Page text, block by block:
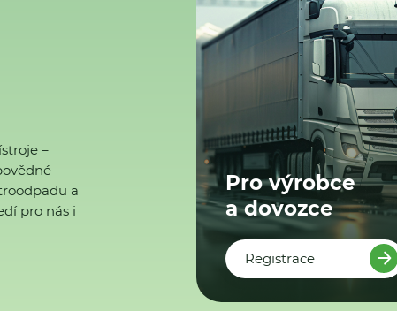
–
a
pro nás i
Pro výrobce
a dovozce
Registrace